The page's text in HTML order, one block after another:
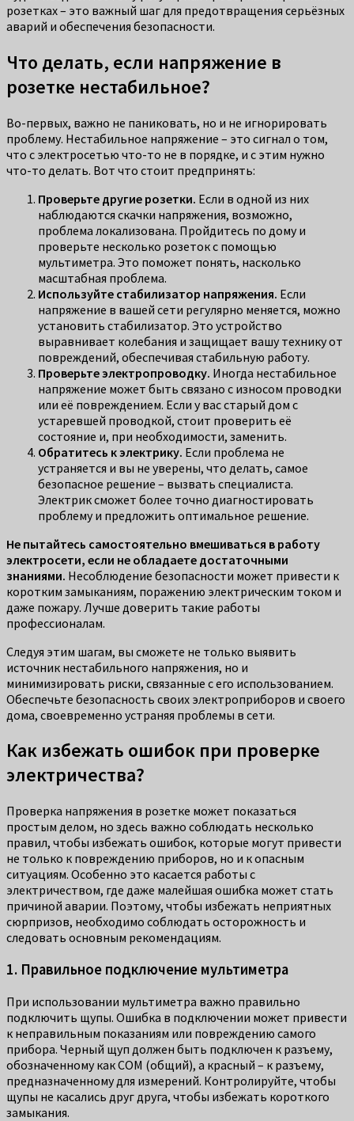
розетках – это важный шаг для предотвращения серьёзных
аварий и обеспечения безопасности.
Что делать, если напряжение в
розетке нестабильное?
Во-первых, важно не паниковать, но и не игнорировать
проблему. Нестабильное напряжение – это сигнал о том,
что с электросетью что-то не в порядке, и с этим нужно
что-то делать. Вот что стоит предпринять:
Проверьте другие розетки. Если в одной из них
наблюдаются скачки напряжения, возможно,
проблема локализована. Пройдитесь по дому и
проверьте несколько розеток с помощью
мультиметра. Это поможет понять, насколько
масштабная проблема.
Используйте стабилизатор напряжения. Если
напряжение в вашей сети регулярно меняется, можно
установить стабилизатор. Это устройство
выравнивает колебания и защищает вашу технику от
повреждений, обеспечивая стабильную работу.
Проверьте электропроводку. Иногда нестабильное
напряжение может быть связано с износом проводки
или её повреждением. Если у вас старый дом с
устаревшей проводкой, стоит проверить её
состояние и, при необходимости, заменить.
Обратитесь к электрику. Если проблема не
устраняется и вы не уверены, что делать, самое
безопасное решение – вызвать специалиста.
Электрик сможет более точно диагностировать
проблему и предложить оптимальное решение.
Не пытайтесь самостоятельно вмешиваться в работу
электросети, если не обладаете достаточными
знаниями. Несоблюдение безопасности может привести к
коротким замыканиям, поражению электрическим током и
даже пожару. Лучше доверить такие работы
профессионалам.
Следуя этим шагам, вы сможете не только выявить
источник нестабильного напряжения, но и
минимизировать риски, связанные с его использованием.
Обеспечьте безопасность своих электроприборов и своего
дома, своевременно устраняя проблемы в сети.
Как избежать ошибок при проверке
электричества?
Проверка напряжения в розетке может показаться
простым делом, но здесь важно соблюдать несколько
правил, чтобы избежать ошибок, которые могут привести
не только к повреждению приборов, но и к опасным
ситуациям. Особенно это касается работы с
электричеством, где даже малейшая ошибка может стать
причиной аварии. Поэтому, чтобы избежать неприятных
сюрпризов, необходимо соблюдать осторожность и
следовать основным рекомендациям.
1. Правильное подключение мультиметра
При использовании мультиметра важно правильно
подключить щупы. Ошибка в подключении может привести
к неправильным показаниям или повреждению самого
прибора. Черный щуп должен быть подключен к разъему,
обозначенному как COM (общий), а красный – к разъему,
предназначенному для измерений. Контролируйте, чтобы
щупы не касались друг друга, чтобы избежать короткого
замыкания.